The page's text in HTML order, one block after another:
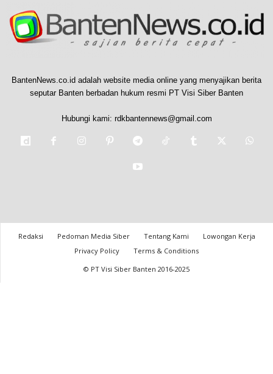
BantenNews.co.id adalah website media online yang menyajikan berita
seputar Banten berbadan hukum resmi PT Visi Siber Banten
Hubungi kami: rdkbantennews@gmail.com
Redaksi Pedoman Media Siber Tentang Kami
Lowongan Kerja
Privacy Policy
Terms & Conditions
© PT Visi Siber Banten 2016-2025